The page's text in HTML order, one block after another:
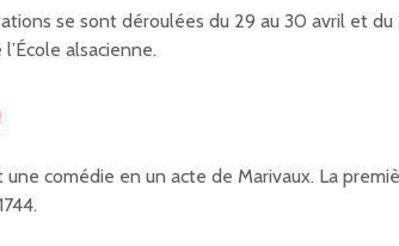
se sont déroulées du 29 au 30 avril et
alsacienne.
comédie en un acte de Marivaux. La